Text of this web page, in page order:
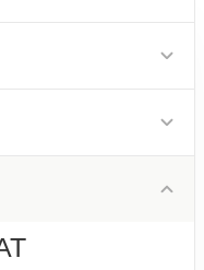
72 kcal
jeweiligen